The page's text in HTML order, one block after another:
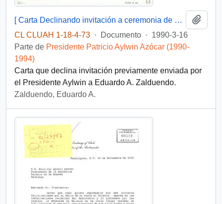
[ Carta Declinando invitación a ceremonia de asunción de la Presidencia de Chile].
CL CLUAH 1-18-4-73 · Documento · 1990-3-16
Parte de Presidente Patricio Aylwin Azócar (1990-
1994)
Carta que declina invitación previamente enviada por
el Presidente Aylwin a Eduardo A. Zalduendo.
Zalduendo, Eduardo A.